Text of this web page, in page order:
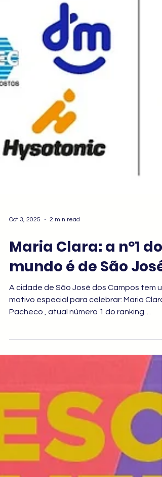
Maria Clara: a nº1 do
mundo é de São José
A cidade de São José dos Campos tem
motivo especial para celebrar: Maria Clara
mundial de Taekwondo, segue
intermunicipais, como os Jogos Regionais
os Jogos Abertos do Estado de São
Com resultados expressivos no cenário
internacional, ela leva o nome da cidade
topo do Taekwondo mundial, reforçando
força do esporte de alto rendimento em
São José. A trajetóri